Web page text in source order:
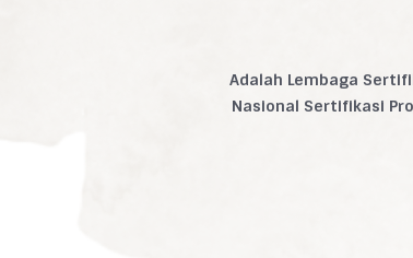
Adalah Lembaga
Nasional Sertifikasi